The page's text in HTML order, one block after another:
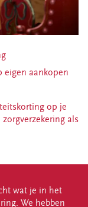
eigen aankopen
op je
als
wat je in het
We hebben